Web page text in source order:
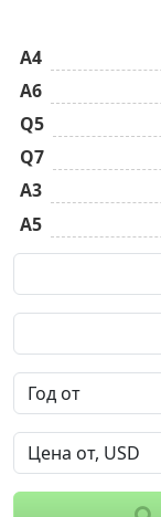
A4
A6
Q5
Q7
A3
A5